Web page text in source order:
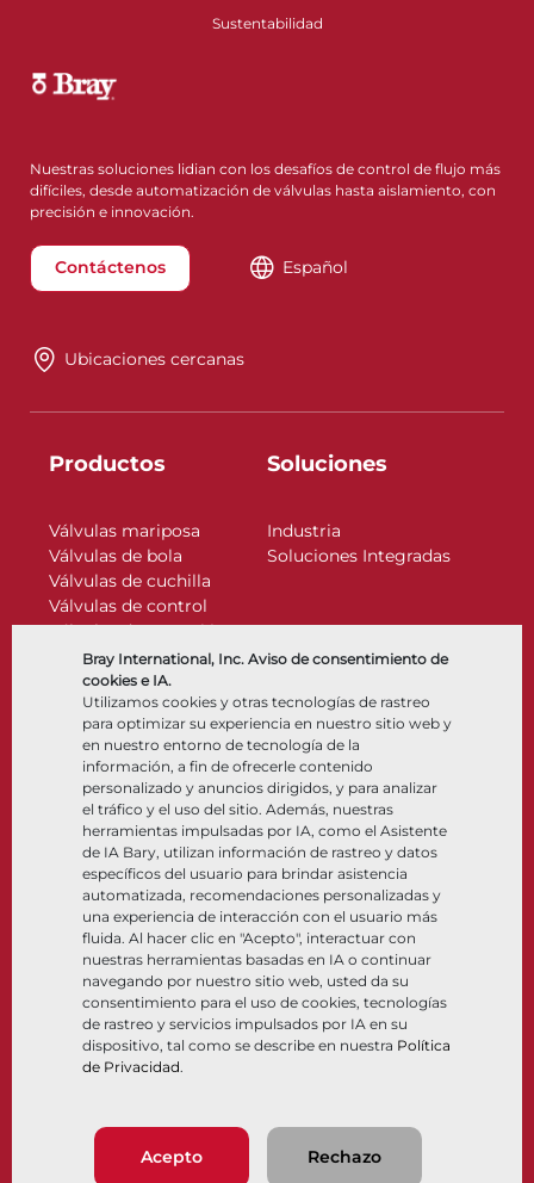
Bray International, Inc. Aviso de consentimiento de
cookies e IA.
Utilizamos cookies y otras tecnologías de rastreo
para optimizar su experiencia en nuestro sitio web y
en nuestro entorno de tecnología de la
información, a fin de ofrecerle contenido
personalizado y anuncios dirigidos, y para analizar
el tráfico y el uso del sitio. Además, nuestras
herramientas impulsadas por IA, como el Asistente
de IA Bary, utilizan información de rastreo y datos
específicos del usuario para brindar asistencia
automatizada, recomendaciones personalizadas y
una experiencia de interacción con el usuario más
fluida. Al hacer clic en "Acepto", interactuar con
nuestras herramientas basadas en IA o continuar
navegando por nuestro sitio web, usted da su
consentimiento para el uso de cookies, tecnologías
de rastreo y servicios impulsados por IA en su
dispositivo, tal como se describe en nuestra Política
de Privacidad.
Acepto Rechazo
Sustentabilidad
Nuestras soluciones lidian con los desafíos de control de flujo más
difíciles, desde automatización de válvulas hasta aislamiento, con
precisión e innovación.
Contáctenos Español
Ubicaciones cercanas
Productos
Válvulas mariposa
Válvulas de bola
Válvulas de cuchilla
Válvulas de control
Válvulas de retención
Actuadores
Accesorios de control
Criogénico
Soluciones
Industria
Soluciones Integradas
Compañía
Nosotros
Ubicaciones
Asociación
Sostenibilidad
Portal del cliente
Recursos
Documentos
Centro de información
Software
Selección de materiales
Síganos LinkedIn
© 2026 Bray International. Todos los derechos reservados
Política de Privacidad